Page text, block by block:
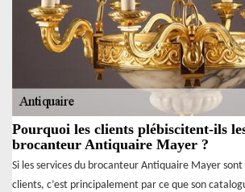
Pourquoi les clients plébiscitent-ils
brocanteur Antiquaire Mayer ?
Si les services du brocanteur Antiquaire Mayer
clients, c’est principalement par ce que son